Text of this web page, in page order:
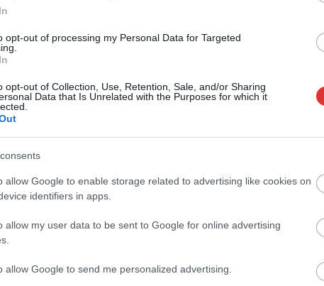
opt-out of processing my Personal Data for Targeted
opt-out of Collection, Use, Retention, Sale, and/or Sharing
Data that Is Unrelated with the Purposes for which it
allow Google to enable storage related to advertising like cookies on
identifiers in apps.
allow my user data to be sent to Google for online advertising
allow Google to send me personalized advertising.
,
a mobilok iskolából történő kitiltása miatt
Jász-Nagykun-Szolnok megyében is
készüljünk, mert szeptembertől teljesen más
része valóban támogatandó. A digitális